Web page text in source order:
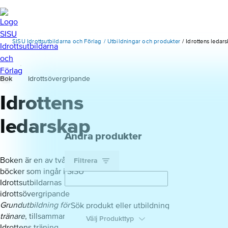
SISU Idrottsutbildarna och Förlag Utbildningar och produkter Idrottens
Bok Idrottsövergripande
Idrottens
ledarskap
Boken är en av två
böcker som ingår i SISU
Idrottsutbildarnas
idrottsövergripande
Grundutbildning för
tränare, tillsammans med
Andra produkter
Filtrera
Sök produkt eller utbildning
Välj Produkttyp